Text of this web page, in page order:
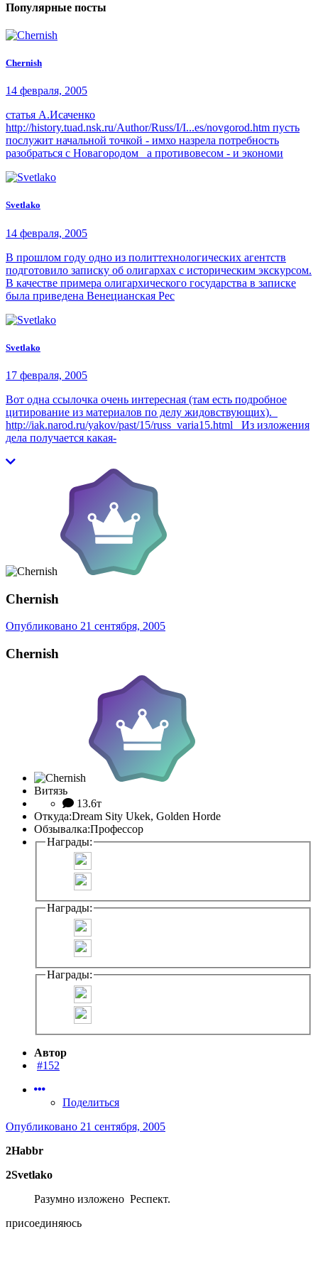
Популярные посты
Chernish
14 февраля, 2005
статья А.Исаченко
http://history.tuad.nsk.ru/Author/Russ/I/I...es/novgorod.htm пусть
послужит начальной точкой - имхо назрела потребность
разобраться с Новагородом а противовесом - и экономи
Svetlako
14 февраля, 2005
В прошлом году одно из политтехнологических агентств
подготовило записку об олигархах с историческим экскурсом.
В качестве примера олигархического государства в записке
была приведена Венецианская Рес
Svetlako
17 февраля, 2005
Вот одна ссылочка очень интересная (там есть подробное
цитирование из материалов по делу жидовствующих).
http://iak.narod.ru/yakov/past/15/russ_varia15.html Из изложения
дела получается какая-
Chernish
Опубликовано 21 сентября, 2005
Chernish
Витязь
13.6т
Откуда:Dream Sity Ukek, Golden Horde
Обзывалка:Профессор
Награды:
Награды:
Награды:
Автор
#152
Поделиться
Опубликовано 21 сентября, 2005
2Habbr
2Svetlako
Разумно изложено Респект.
присоединяюсь